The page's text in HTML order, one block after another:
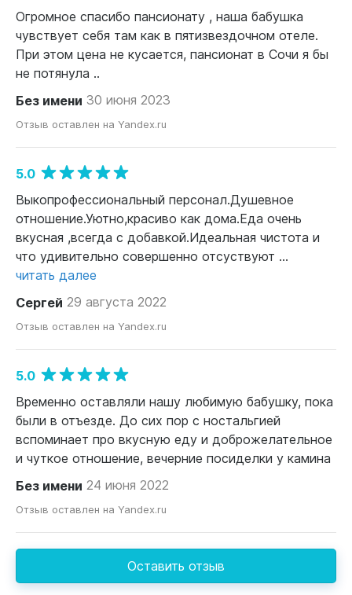
Огромное спасибо пансионату , наша бабушка
чувствует себя там как в пятизвездочном отеле.
При этом цена не кусается, пансионат в Сочи я бы
не потянула ..
Без имени 30 июня 2023
Отзыв оставлен на Yandex.ru
5.0
Выкопрофессиональный персонал.Душевное
отношение.Уютно,красиво как дома.Еда очень
вкусная ,всегда с добавкой.Идеальная чистота и
что удивительно совершенно отсуствуют ...
читать далее
Сергей 29 августа 2022
Отзыв оставлен на Yandex.ru
5.0
Временно оставляли нашу любимую бабушку, пока
были в отъезде. До сих пор с ностальгией
вспоминает про вкусную еду и доброжелательное
и чуткое отношение, вечерние посиделки у камина
Без имени 24 июня 2022
Отзыв оставлен на Yandex.ru
Оставить отзыв